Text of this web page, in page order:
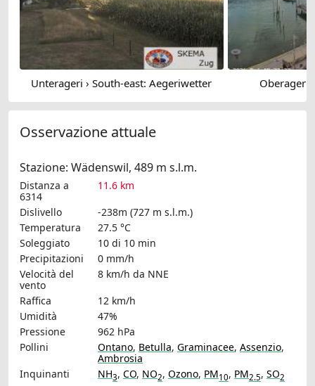
Unterageri › South-east: Aegeriwetter Oberageri
Osservazione attuale
Stazione: Wädenswil, 489 m s.l.m.
Distanza a
6314
11.6 km
Dislivello
-238m (727 m s.l.m.)
Temperatura
27.5 °C
Soleggiato
10 di 10 min
Precipitazioni
0 mm/h
Velocità del
vento
8 km/h da NNE
Raffica
12 km/h
Umidità
47%
Pressione
962 hPa
Pollini
Ontano, Betulla, Graminacee, Assenzio,
Ambrosia
Inquinanti
NH3, CO, NO2, Ozono, PM10, PM2.5, SO2